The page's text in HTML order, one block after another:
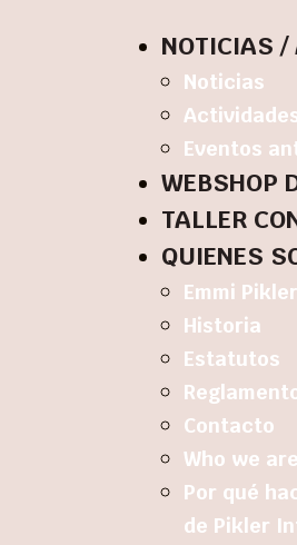
NOTICIAS /
Noticias
Eventos
WEBSHOP
TALLER
QUIENES
Emmi Pikler
Historia
Estatutos
Contacto
Who we are
Por qué
de Pikler